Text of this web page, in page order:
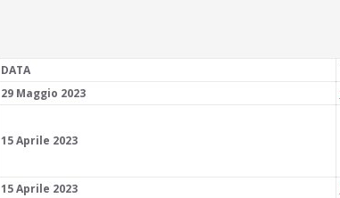
DATA
29 Maggio 2023
15 Aprile 2023
15 Aprile 2023